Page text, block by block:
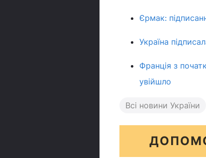
Єрмак:
Україна
Франція з
увійшло
Всі новини України